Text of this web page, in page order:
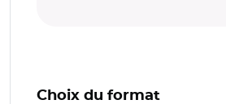
Choix du format